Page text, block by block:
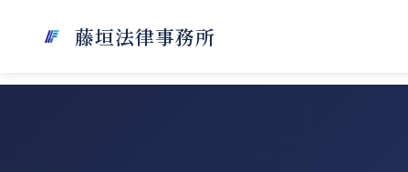
藤垣法律事務所